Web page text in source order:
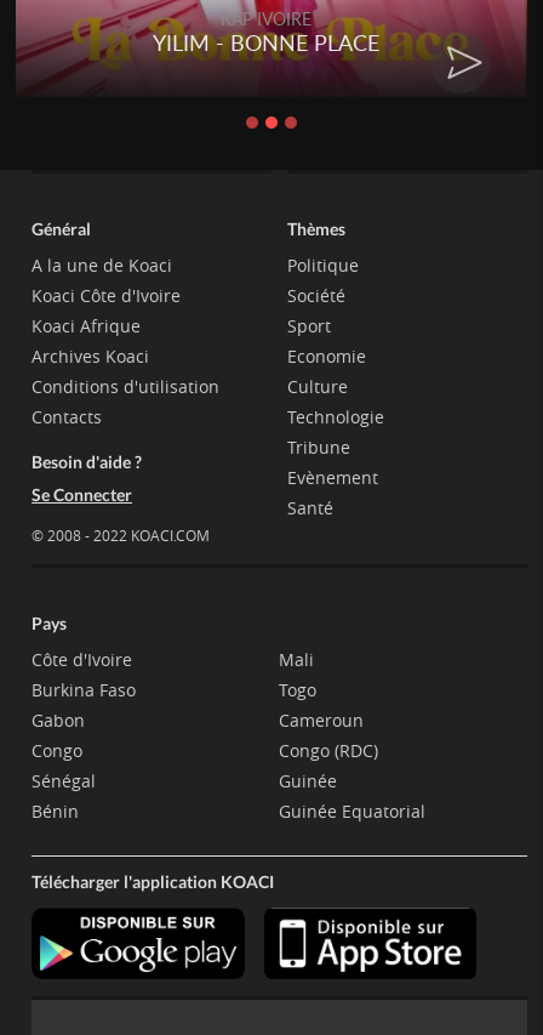
RAP IVOIRE
YILIM - BONNE PLACE
Général
A la une de Koaci
Koaci Côte d'Ivoire
Koaci Afrique
Archives Koaci
Conditions d'utilisation
Contacts
Besoin d'aide ?
Se Connecter
© 2008 - 2022 KOACI.COM
Thèmes
Politique
Société
Sport
Economie
Culture
Technologie
Tribune
Evènement
Santé
Pays
Côte d'Ivoire
Burkina Faso
Gabon
Congo
Sénégal
Bénin
Mali
Togo
Cameroun
Congo (RDC)
Guinée
Guinée Equatorial
Télécharger l'application KOACI